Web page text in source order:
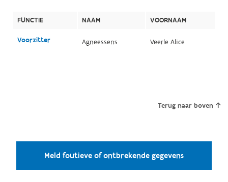
FUNCTIE NAAM VOORNAAM
Voorzitter Agneessens Veerle Alice
Terug naar boven
Meld foutieve of ontbrekende gegevens